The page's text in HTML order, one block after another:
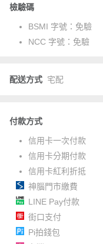
檢驗碼
BSMI 字號： 免驗
NCC 字號： 免驗
配送方式 宅配
付款方式
信用卡一次付款
信用卡分期付款
信用卡紅利折抵
神腦門市繳費
LINE Pay付款
街口支付
Pi拍錢包